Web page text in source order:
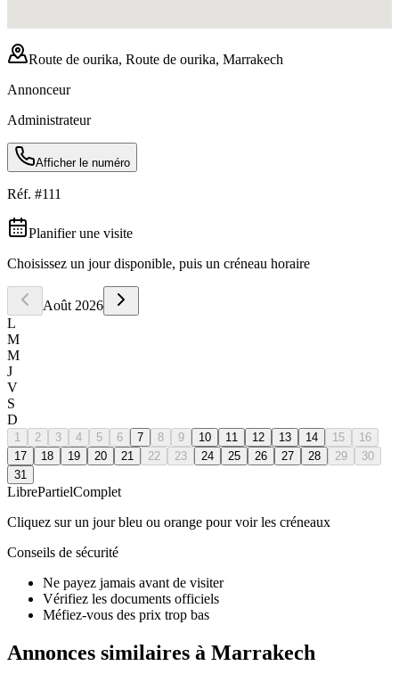
Route de ourika, Route de ourika, Marrakech
Annonceur
Administrateur
Afficher le numéro
Réf. #111
Planifier une visite
Choisissez un jour disponible, puis un créneau horaire
Août 2026
L
M
M
J
V
S
D
1 2 3 4 5 6 7 8 9 10 11 12 13 14 15
16
17
18 19 20 21 22 23 24 25 26 27 28 29
30
31
LibrePartielComplet
Cliquez sur un jour bleu ou orange pour voir les créneaux
Conseils de sécurité
Ne payez jamais avant de visiter
Vérifiez les documents officiels
Méfiez-vous des prix trop bas
Annonces similaires à Marrakech